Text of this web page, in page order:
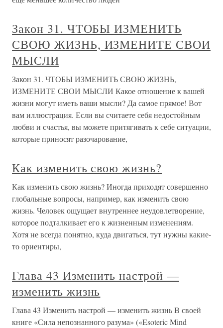
Закон 31. ЧТОБЫ ИЗМЕНИТЬ
СВОЮ ЖИЗНЬ, ИЗМЕНИТЕ СВОИ
МЫСЛИ
Закон 31. ЧТОБЫ ИЗМЕНИТЬ СВОЮ ЖИЗНЬ,
ИЗМЕНИТЕ СВОИ МЫСЛИ Какое отношение к вашей
жизни могут иметь ваши мысли? Да самое прямое! Вот
вам иллюстрация. Если вы считаете себя недостойным
любви и счастья, вы можете притягивать к себе ситуации,
которые приносят разочарование,
Как изменить свою жизнь?
Как изменить свою жизнь? Иногда приходят совершенно
глобальные вопросы, например, как изменить свою
жизнь. Человек ощущает внутреннее неудовлетворение,
которое подталкивает его к жизненным изменениям.
Хотя не всегда понятно, куда двигаться, тут нужны какие-
то ориентиры,
Глава 43 Изменить настрой —
изменить жизнь
Глава 43 Изменить настрой — изменить жизнь В своей
книге «Сила непознанного разума» («Esoteric Mind